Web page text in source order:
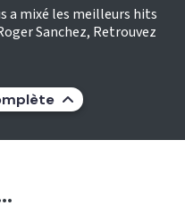
a mixé les meilleurs hits
Sanchez, Retrouvez